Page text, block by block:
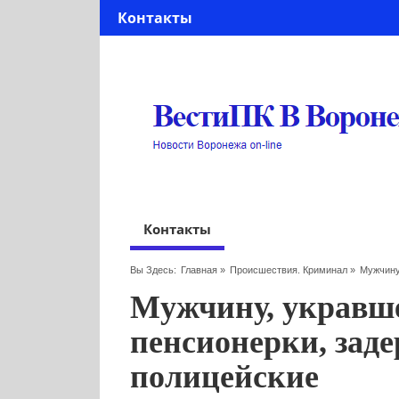
Контакты
Контакты
Вы Здесь: Главная» Происшествия. Криминал »
Мужчину,
пенсионерки,
полицейские